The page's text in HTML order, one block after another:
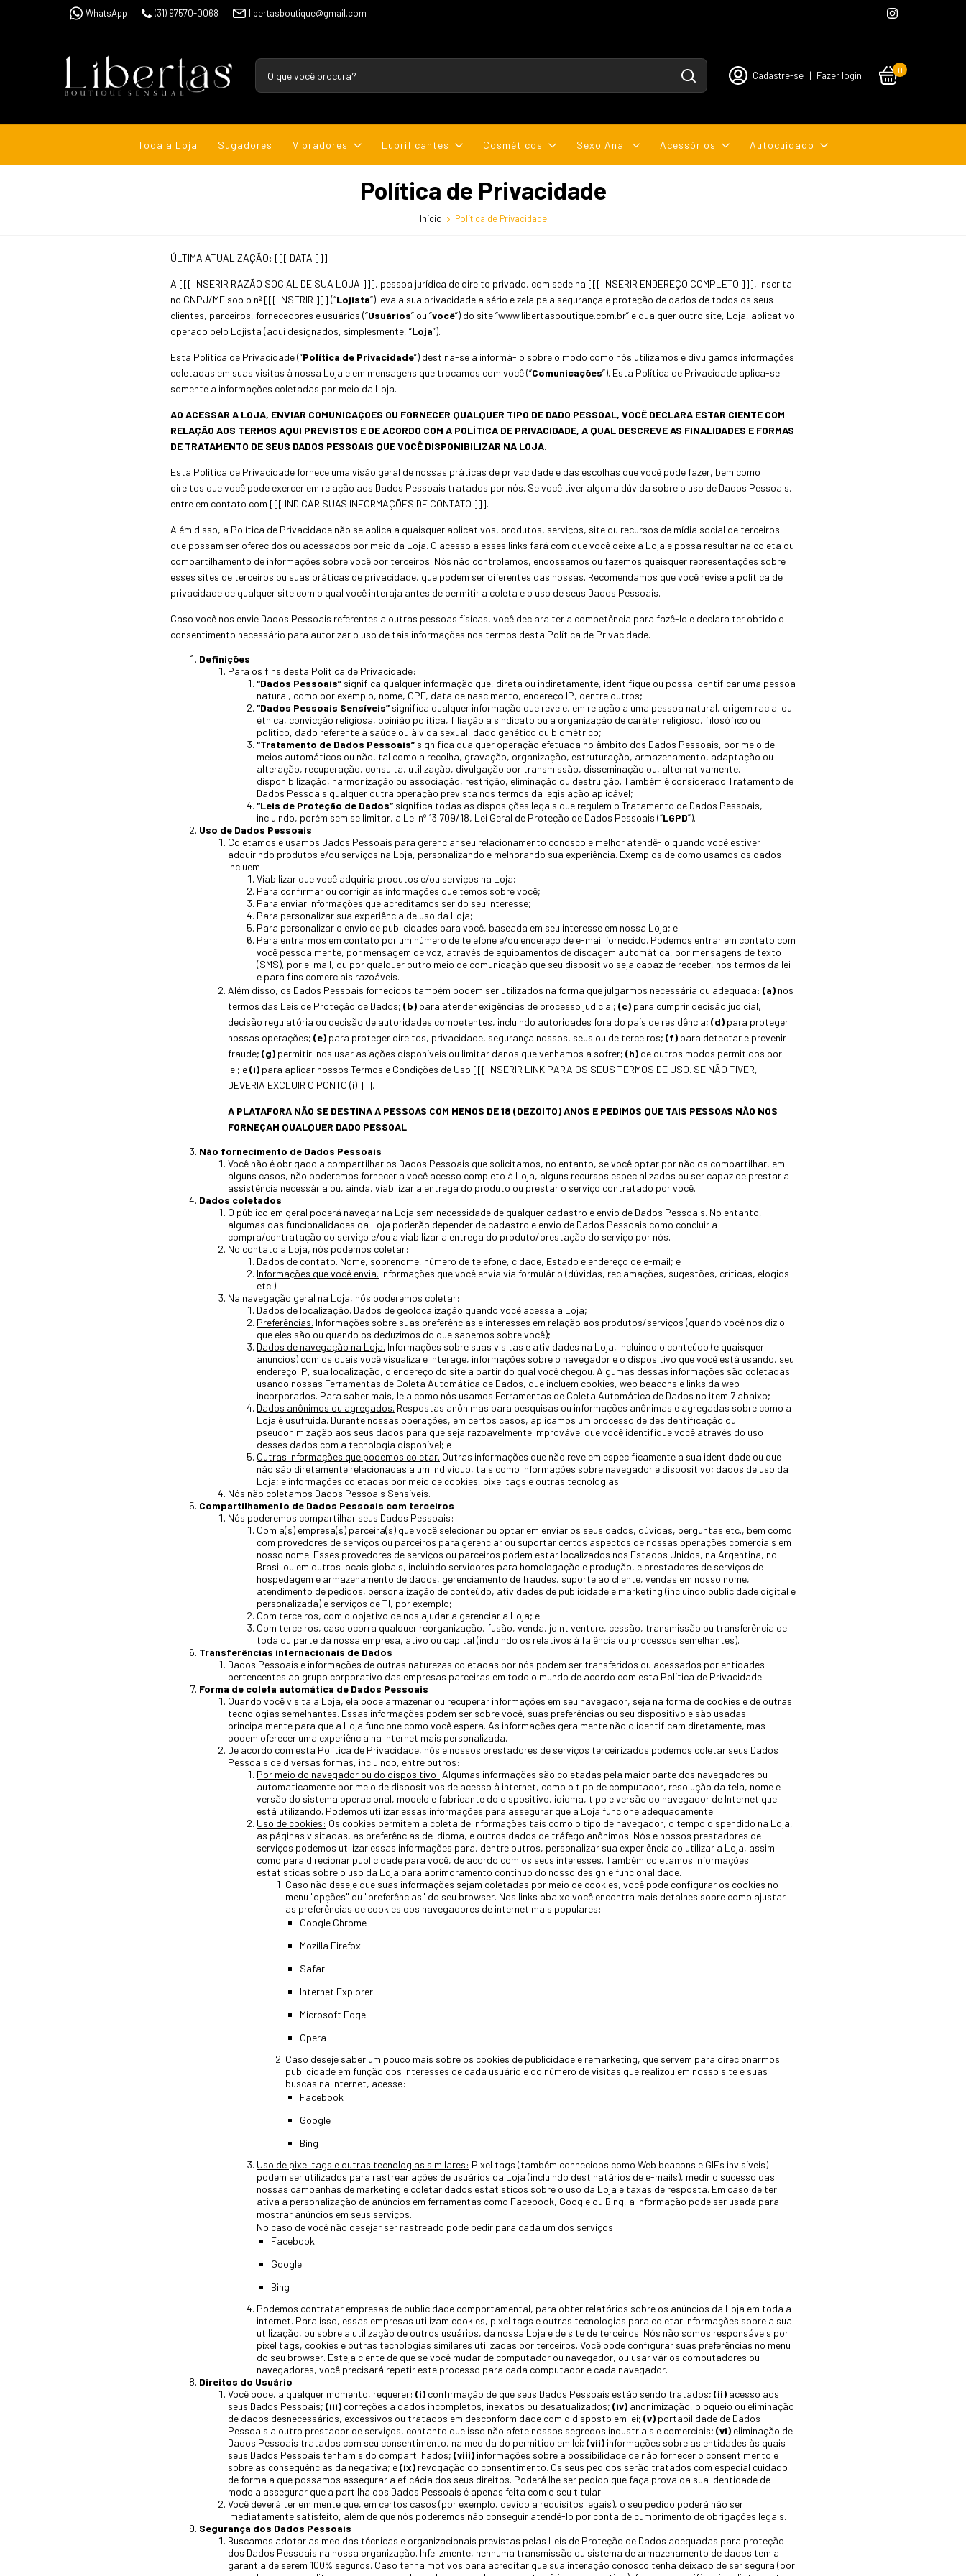
WhatsApp (31) 97570-0068 libertasboutique@gmail.com
Cadastre-se | Fazer login 0
Toda a Loja Sugadores Vibradores Lubrificantes Cosméticos Sexo Anal Acessórios Autocuidado
Política de Privacidade
Início Política de Privacidade
ÚLTIMA ATUALIZAÇÃO: [[[ DATA ]]]
A [[[ INSERIR RAZÃO SOCIAL DE SUA LOJA ]]], pessoa jurídica de direito privado, com sede na [[[ INSERIR ENDEREÇO COMPLETO ]]], inscrita
no CNPJ/MF sob o nº [[[ INSERIR ]]] (“Lojista”) leva a sua privacidade a sério e zela pela segurança e proteção de dados de todos os seus
clientes, parceiros, fornecedores e usuários (“Usuários” ou “você”) do site “www.libertasboutique.com.br” e qualquer outro site, Loja, aplicativo
operado pelo Lojista (aqui designados, simplesmente, “Loja”).
Esta Política de Privacidade (“Política de Privacidade”) destina-se a informá-lo sobre o modo como nós utilizamos e divulgamos informações
coletadas em suas visitas à nossa Loja e em mensagens que trocamos com você (“Comunicações”). Esta Política de Privacidade aplica-se
somente a informações coletadas por meio da Loja.
AO ACESSAR A LOJA, ENVIAR COMUNICAÇÕES OU FORNECER QUALQUER TIPO DE DADO PESSOAL, VOCÊ DECLARA ESTAR CIENTE COM
RELAÇÃO AOS TERMOS AQUI PREVISTOS E DE ACORDO COM A POLÍTICA DE PRIVACIDADE, A QUAL DESCREVE AS FINALIDADES E FORMAS
DE TRATAMENTO DE SEUS DADOS PESSOAIS QUE VOCÊ DISPONIBILIZAR NA LOJA.
Esta Política de Privacidade fornece uma visão geral de nossas práticas de privacidade e das escolhas que você pode fazer, bem como
direitos que você pode exercer em relação aos Dados Pessoais tratados por nós. Se você tiver alguma dúvida sobre o uso de Dados Pessoais,
entre em contato com [[[ INDICAR SUAS INFORMAÇÕES DE CONTATO ]]].
Além disso, a Política de Privacidade não se aplica a quaisquer aplicativos, produtos, serviços, site ou recursos de mídia social de terceiros
que possam ser oferecidos ou acessados por meio da Loja. O acesso a esses links fará com que você deixe a Loja e possa resultar na coleta ou
compartilhamento de informações sobre você por terceiros. Nós não controlamos, endossamos ou fazemos quaisquer representações sobre
esses sites de terceiros ou suas práticas de privacidade, que podem ser diferentes das nossas. Recomendamos que você revise a política de
privacidade de qualquer site com o qual você interaja antes de permitir a coleta e o uso de seus Dados Pessoais.
Caso você nos envie Dados Pessoais referentes a outras pessoas físicas, você declara ter a competência para fazê-lo e declara ter obtido o
consentimento necessário para autorizar o uso de tais informações nos termos desta Política de Privacidade.
Definições
Para os fins desta Política de Privacidade:
“Dados Pessoais” significa qualquer informação que, direta ou indiretamente, identifique ou possa identificar uma pessoa
natural, como por exemplo, nome, CPF, data de nascimento, endereço IP, dentre outros;
“Dados Pessoais Sensíveis” significa qualquer informação que revele, em relação a uma pessoa natural, origem racial ou
étnica, convicção religiosa, opinião política, filiação a sindicato ou a organização de caráter religioso, filosófico ou
político, dado referente à saúde ou à vida sexual, dado genético ou biométrico;
“Tratamento de Dados Pessoais” significa qualquer operação efetuada no âmbito dos Dados Pessoais, por meio de
meios automáticos ou não, tal como a recolha, gravação, organização, estruturação, armazenamento, adaptação ou
alteração, recuperação, consulta, utilização, divulgação por transmissão, disseminação ou, alternativamente,
disponibilização, harmonização ou associação, restrição, eliminação ou destruição. Também é considerado Tratamento de
Dados Pessoais qualquer outra operação prevista nos termos da legislação aplicável;
“Leis de Proteção de Dados” significa todas as disposições legais que regulem o Tratamento de Dados Pessoais,
incluindo, porém sem se limitar, a Lei nº 13.709/18, Lei Geral de Proteção de Dados Pessoais (“LGPD”).
Uso de Dados Pessoais
Coletamos e usamos Dados Pessoais para gerenciar seu relacionamento conosco e melhor atendê-lo quando você estiver
adquirindo produtos e/ou serviços na Loja, personalizando e melhorando sua experiência. Exemplos de como usamos os dados
incluem:
Viabilizar que você adquiria produtos e/ou serviços na Loja;
Para confirmar ou corrigir as informações que temos sobre você;
Para enviar informações que acreditamos ser do seu interesse;
Para personalizar sua experiência de uso da Loja;
Para personalizar o envio de publicidades para você, baseada em seu interesse em nossa Loja; e
Para entrarmos em contato por um número de telefone e/ou endereço de e-mail fornecido. Podemos entrar em contato com
você pessoalmente, por mensagem de voz, através de equipamentos de discagem automática, por mensagens de texto
(SMS), por e-mail, ou por qualquer outro meio de comunicação que seu dispositivo seja capaz de receber, nos termos da lei
e para fins comerciais razoáveis.
Além disso, os Dados Pessoais fornecidos também podem ser utilizados na forma que julgarmos necessária ou adequada: (a) nos
termos das Leis de Proteção de Dados; (b) para atender exigências de processo judicial; (c) para cumprir decisão judicial,
decisão regulatória ou decisão de autoridades competentes, incluindo autoridades fora do país de residência; (d) para proteger
nossas operações; (e) para proteger direitos, privacidade, segurança nossos, seus ou de terceiros; (f) para detectar e prevenir
fraude; (g) permitir-nos usar as ações disponíveis ou limitar danos que venhamos a sofrer; (h) de outros modos permitidos por
lei; e(i) para aplicar nossos Termos e Condições de Uso [[[ INSERIR LINK PARA OS SEUS TERMOS DE USO. SE NÃO TIVER,
DEVERIA EXCLUIR O PONTO (i) ]]].
A PLATAFORA NÃO SE DESTINA A PESSOAS COM MENOS DE 18 (DEZOITO) ANOS E PEDIMOS QUE TAIS PESSOAS NÃO NOS
FORNEÇAM QUALQUER DADO PESSOAL
Não fornecimento de Dados Pessoais
Você não é obrigado a compartilhar os Dados Pessoais que solicitamos, no entanto, se você optar por não os compartilhar, em
alguns casos, não poderemos fornecer a você acesso completo à Loja, alguns recursos especializados ou ser capaz de prestar a
assistência necessária ou, ainda, viabilizar a entrega do produto ou prestar o serviço contratado por você.
Dados coletados
O público em geral poderá navegar na Loja sem necessidade de qualquer cadastro e envio de Dados Pessoais. No entanto,
algumas das funcionalidades da Loja poderão depender de cadastro e envio de Dados Pessoais como concluir a
compra/contratação do serviço e/ou a viabilizar a entrega do produto/prestação do serviço por nós.
No contato a Loja, nós podemos coletar:
Dados de contato. Nome, sobrenome, número de telefone, cidade, Estado e endereço de e-mail; e
Informações que você envia. Informações que você envia via formulário (dúvidas, reclamações, sugestões, críticas, elogios
etc.).
Na navegação geral na Loja, nós poderemos coletar:
Dados de localização. Dados de geolocalização quando você acessa a Loja;
Preferências. Informações sobre suas preferências e interesses em relação aos produtos/serviços (quando você nos diz o
que eles são ou quando os deduzimos do que sabemos sobre você);
Dados de navegação na Loja. Informações sobre suas visitas e atividades na Loja, incluindo o conteúdo (e quaisquer
anúncios) com os quais você visualiza e interage, informações sobre o navegador e o dispositivo que você está usando, seu
endereço IP, sua localização, o endereço do site a partir do qual você chegou. Algumas dessas informações são coletadas
usando nossas Ferramentas de Coleta Automática de Dados, que incluem cookies, web beacons e links da web
incorporados. Para saber mais, leia como nós usamos Ferramentas de Coleta Automática de Dados no item 7 abaixo;
Dados anônimos ou agregados. Respostas anônimas para pesquisas ou informações anônimas e agregadas sobre como a
Loja é usufruída. Durante nossas operações, em certos casos, aplicamos um processo de desidentificação ou
pseudonimização aos seus dados para que seja razoavelmente improvável que você identifique você através do uso
desses dados com a tecnologia disponível; e
Outras informações que podemos coletar. Outras informações que não revelem especificamente a sua identidade ou que
não são diretamente relacionadas a um indivíduo, tais como informações sobre navegador e dispositivo; dados de uso da
Loja; e informações coletadas por meio de cookies, pixel tags e outras tecnologias.
Nós não coletamos Dados Pessoais Sensíveis.
Compartilhamento de Dados Pessoais com terceiros
Nós poderemos compartilhar seus Dados Pessoais:
Com a(s) empresa(s) parceira(s) que você selecionar ou optar em enviar os seus dados, dúvidas, perguntas etc., bem como
com provedores de serviços ou parceiros para gerenciar ou suportar certos aspectos de nossas operações comerciais em
nosso nome. Esses provedores de serviços ou parceiros podem estar localizados nos Estados Unidos, na Argentina, no
Brasil ou em outros locais globais, incluindo servidores para homologação e produção, e prestadores de serviços de
hospedagem e armazenamento de dados, gerenciamento de fraudes, suporte ao cliente, vendas em nosso nome,
atendimento de pedidos, personalização de conteúdo, atividades de publicidade e marketing (incluindo publicidade digital e
personalizada) e serviços de TI, por exemplo;
Com terceiros, com o objetivo de nos ajudar a gerenciar a Loja; e
Com terceiros, caso ocorra qualquer reorganização, fusão, venda, joint venture, cessão, transmissão ou transferência de
toda ou parte da nossa empresa, ativo ou capital (incluindo os relativos à falência ou processos semelhantes).
Transferências internacionais de Dados
Dados Pessoais e informações de outras naturezas coletadas por nós podem ser transferidos ou acessados por entidades
pertencentes ao grupo corporativo das empresas parceiras em todo o mundo de acordo com esta Política de Privacidade.
Forma de coleta automática de Dados Pessoais
Quando você visita a Loja, ela pode armazenar ou recuperar informações em seu navegador, seja na forma de cookies e de outras
tecnologias semelhantes. Essas informações podem ser sobre você, suas preferências ou seu dispositivo e são usadas
principalmente para que a Loja funcione como você espera. As informações geralmente não o identificam diretamente, mas
podem oferecer uma experiência na internet mais personalizada.
De acordo com esta Política de Privacidade, nós e nossos prestadores de serviços terceirizados podemos coletar seus Dados
Pessoais de diversas formas, incluindo, entre outros:
Por meio do navegador ou do dispositivo: Algumas informações são coletadas pela maior parte dos navegadores ou
automaticamente por meio de dispositivos de acesso à internet, como o tipo de computador, resolução da tela, nome e
versão do sistema operacional, modelo e fabricante do dispositivo, idioma, tipo e versão do navegador de Internet que
está utilizando. Podemos utilizar essas informações para assegurar que a Loja funcione adequadamente.
Uso de cookies: Os cookies permitem a coleta de informações tais como o tipo de navegador, o tempo dispendido na Loja,
as páginas visitadas, as preferências de idioma, e outros dados de tráfego anônimos. Nós e nossos prestadores de
serviços podemos utilizar essas informações para, dentre outros, personalizar sua experiência ao utilizar a Loja, assim
como para direcionar publicidade para você, de acordo com os seus interesses. Também coletamos informações
estatísticas sobre o uso da Loja para aprimoramento contínuo do nosso design e funcionalidade.
Caso não deseje que suas informações sejam coletadas por meio de cookies, você pode configurar os cookies no
menu "opções" ou "preferências" do seu browser. Nos links abaixo você encontra mais detalhes sobre como ajustar
as preferências de cookies dos navegadores de internet mais populares:
Google Chrome
Mozilla Firefox
Safari
Internet Explorer
Microsoft Edge
Opera
Caso deseje saber um pouco mais sobre os cookies de publicidade e remarketing, que servem para direcionarmos
publicidade em função dos interesses de cada usuário e do número de visitas que realizou em nosso site e suas
buscas na internet, acesse:
Facebook
Google
Bing
Uso de pixel tags e outras tecnologias similares: Pixel tags (também conhecidos como Web beacons e GIFs invisíveis)
podem ser utilizados para rastrear ações de usuários da Loja (incluindo destinatários de e-mails), medir o sucesso das
nossas campanhas de marketing e coletar dados estatísticos sobre o uso da Loja e taxas de resposta. Em caso de ter
ativa a personalização de anúncios em ferramentas como Facebook, Google ou Bing, a informação pode ser usada para
mostrar anúncios em seus serviços.
No caso de você não desejar ser rastreado pode pedir para cada um dos serviços:
Facebook
Google
Bing
Podemos contratar empresas de publicidade comportamental, para obter relatórios sobre os anúncios da Loja em toda a
internet. Para isso, essas empresas utilizam cookies, pixel tags e outras tecnologias para coletar informações sobre a sua
utilização, ou sobre a utilização de outros usuários, da nossa Loja e de site de terceiros. Nós não somos responsáveis por
pixel tags, cookies e outras tecnologias similares utilizadas por terceiros. Você pode configurar suas preferências no menu
do seu browser. Esteja ciente de que se você mudar de computador ou navegador, ou usar vários computadores ou
navegadores, você precisará repetir este processo para cada computador e cada navegador.
Direitos do Usuário
Você pode, a qualquer momento, requerer: (i) confirmação de que seus Dados Pessoais estão sendo tratados; (ii) acesso aos
seus Dados Pessoais; (iii) correções a dados incompletos, inexatos ou desatualizados; (iv) anonimização, bloqueio ou eliminação
de dados desnecessários, excessivos ou tratados em desconformidade com o disposto em lei; (v) portabilidade de Dados
Pessoais a outro prestador de serviços, contanto que isso não afete nossos segredos industriais e comerciais; (vi) eliminação de
Dados Pessoais tratados com seu consentimento, na medida do permitido em lei; (vii) informações sobre as entidades às quais
seus Dados Pessoais tenham sido compartilhados; (viii) informações sobre a possibilidade de não fornecer o consentimento e
sobre as consequências da negativa; e(ix) revogação do consentimento. Os seus pedidos serão tratados com especial cuidado
de forma a que possamos assegurar a eficácia dos seus direitos. Poderá lhe ser pedido que faça prova da sua identidade de
modo a assegurar que a partilha dos Dados Pessoais é apenas feita com o seu titular.
Você deverá ter em mente que, em certos casos (por exemplo, devido a requisitos legais), o seu pedido poderá não ser
imediatamente satisfeito, além de que nós poderemos não conseguir atendê-lo por conta de cumprimento de obrigações legais.
Segurança dos Dados Pessoais
Buscamos adotar as medidas técnicas e organizacionais previstas pelas Leis de Proteção de Dados adequadas para proteção
dos Dados Pessoais na nossa organização. Infelizmente, nenhuma transmissão ou sistema de armazenamento de dados tem a
garantia de serem 100% seguros. Caso tenha motivos para acreditar que sua interação conosco tenha deixado de ser segura (por